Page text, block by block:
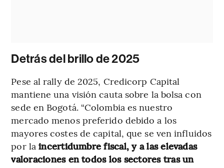
Detrás del brillo de 2025
Pese al rally de 2025, Credicorp Capital
mantiene una visión cauta sobre la bolsa con
sede en Bogotá. “Colombia es nuestro
mercado menos preferido debido a los
mayores costes de capital, que se ven influidos
por laincertidumbre fiscal, y a las elevadas
valoraciones en todos los sectores tras un